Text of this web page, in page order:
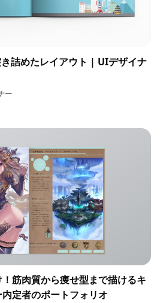
詰めたレイアウト | UIデザイナ
ー
筋肉質から痩せ型まで描けるキ
定者のポートフォリオ